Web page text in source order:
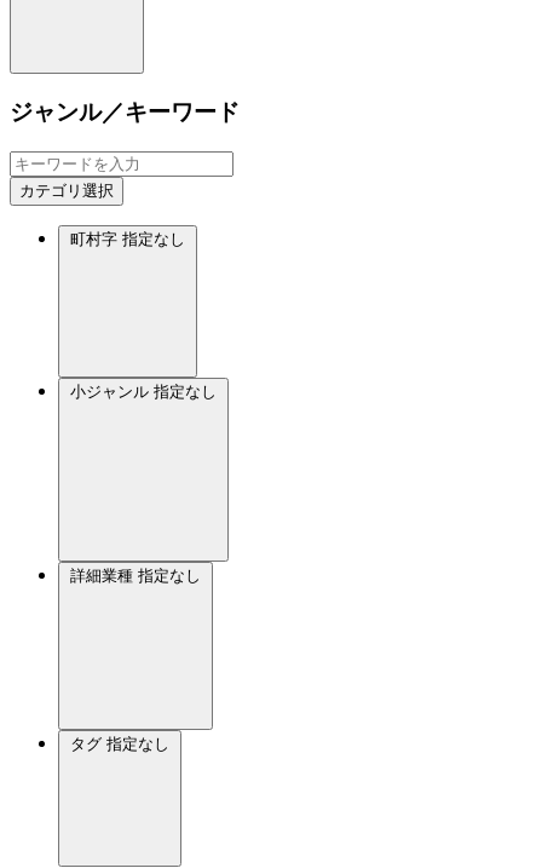
ジャンル／キーワード
カテゴリ選択
町村字 指定なし
小ジャンル 指定なし
詳細業種 指定なし
タグ 指定なし